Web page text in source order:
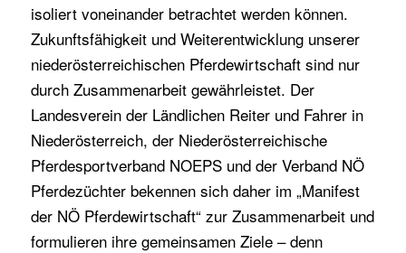
isoliert voneinander betrachtet werden können.
Zukunftsfähigkeit und Weiterentwicklung unserer
niederösterreichischen Pferdewirtschaft sind nur
durch Zusammenarbeit gewährleistet. Der
Landesverein der Ländlichen Reiter und Fahrer in
Niederösterreich, der Niederösterreichische
Pferdesportverband NOEPS und der Verband NÖ
Pferdezüchter bekennen sich daher im „Manifest
der NÖ Pferdewirtschaft“ zur Zusammenarbeit und
formulieren ihre gemeinsamen Ziele – denn